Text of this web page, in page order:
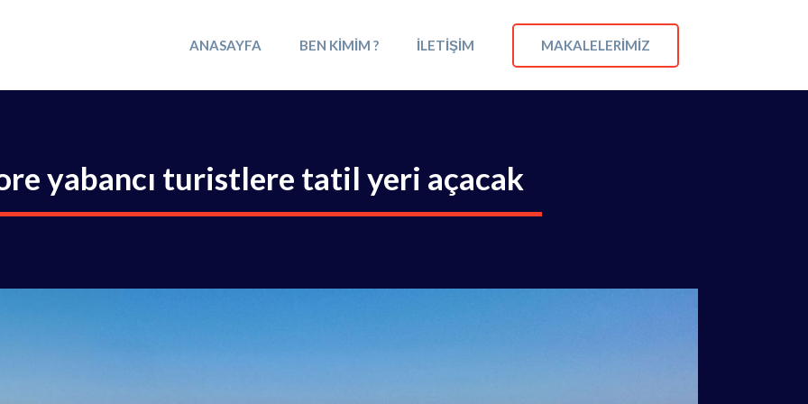
ANASAYFA BEN KIMIM ? İLETIŞIM MAKALELERIMIZ
yabancı turistlere tatil yeri açacak